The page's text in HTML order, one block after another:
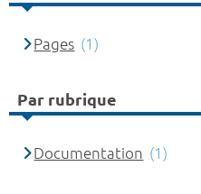
Pages (1)
Par rubrique
Documentation (1)